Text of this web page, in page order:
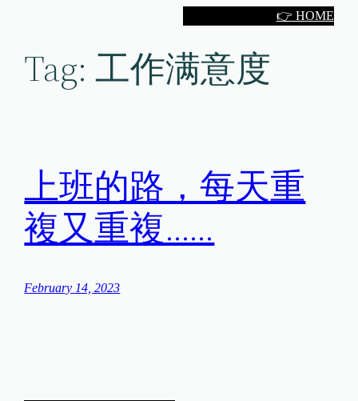
👉 HOME
Tag:工作满意度
上班的路，每天重
複又重複……
February 14, 2023